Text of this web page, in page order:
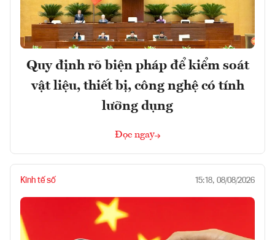
Quy định rõ biện pháp để kiểm soát
vật liệu, thiết bị, công nghệ có tính
lưỡng dụng
Đọc ngay
Kinh tế số 15:18, 08/08/2026